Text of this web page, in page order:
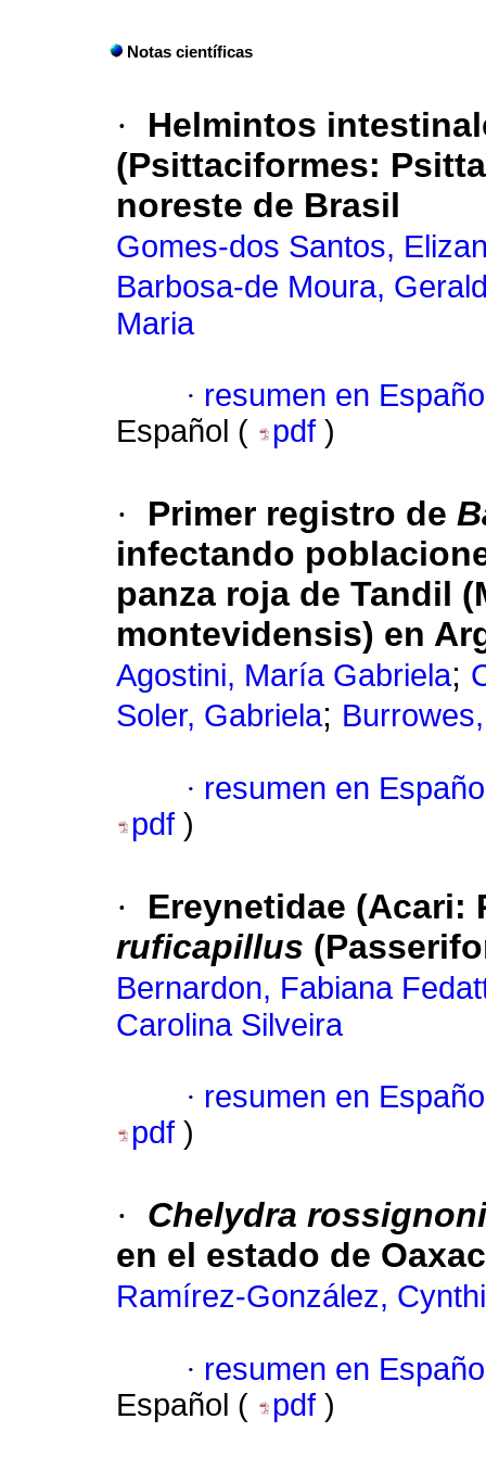
Notas científicas
·
Helmintos
(Psittaciformes:
noreste de Brasil
Gomes-dos Santos,
Barbosa-de Moura,
Maria
· resumen en
Español (
pdf )
· Primer registro de
infectando
panza roja de Tandil
montevidensis) en
Agostini, María Gabriela;
Soler, Gabriela;
· resumen en
pdf )
·
Ereynetidae
ruficapillus
Bernardon, Fabiana
Carolina Silveira
· resumen en
pdf )
·
Chelydra
en el estado de
Ramírez-González,
· resumen en
Español (
pdf )